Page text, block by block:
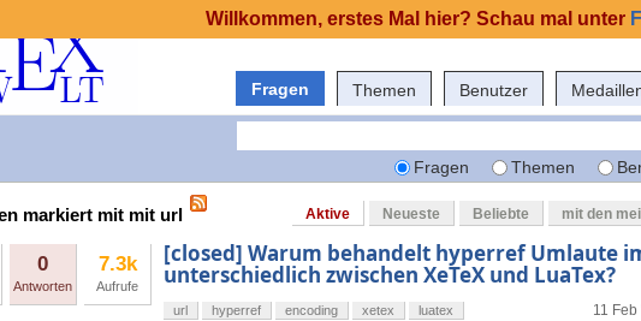
Fragen Themen Benutzer
Fragen Themen
markiert mit mit url Aktive Neueste Beliebte mit den
0
Antworten
7.3k
Aufrufe
[closed] Warum behandelt hyperref Umlaute
unterschiedlich zwischen XeTeX und LuaTex?
11
url hyperref encoding xetex luatex
Willkommen, erstes Mal hier? Schau mal unter